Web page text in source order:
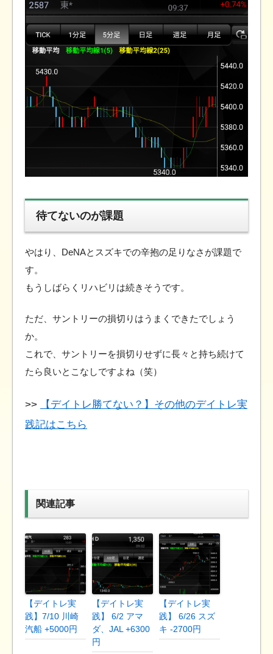
待てないのが課題
やはり、DeNAとスズキでの辛抱の足りなさが課題で
す。
もうしばらくリハビリは続きそうです。
ただ、サントリーの損切りはうまくできたでしょう
か。
これで、サントリーを損切りせずに長々と持ち続けて
たら良いとこなしですよね（笑）
>>
【デイトレ勝てない？】その他のデイトレ実
践記はこちら
関連記事
【デイトレ実
践】7/10 川崎
汽船 +5000円
【デイトレ実
践】 6/2 アマ
ダ、JAL +6300
円
【デイトレ実
践】 6/26 スズ
キ -2700円